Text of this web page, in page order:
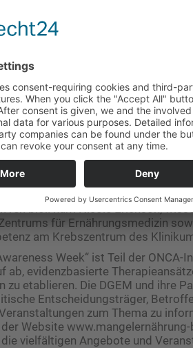
ist ein Problem, das die
wobei sie vor allem die
sagt Prof. Dr. med. Matthias
die Komplikationsrate,
in die Höhe. Besonders betroffen
sowie ältere Menschen.
wie dringend eine adäquate
einer Klinikbehandlung war um
ein Recht auf Zugang zu
– egal in welchem
die damit einhergehende
auch in deutschen Kliniken
in den Fokus zu rücken
rer. biol. hum Nicole Erickson,
für Ernährungsmedizin
am Krebszentrum des
Week“ ist Teil der
ab, evidenzbasierte
zu etablieren. Die DGEM und ihre
Entscheidungsträger,
zum Thema zu
Website
vielfältigen Angebote und